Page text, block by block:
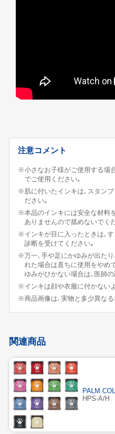
注意コメント
※小さなお子様がご使用する場
でご使用ください｡
※肌に付いたインキは､スタン
ださい｡
※本品のインキには安全な材料
ありませんので舐めないでく
※インキが目に入ったときは､
診断を受けてください｡
※万一､手や足にかゆみが出た
れた場合は直ちに使用をやめ
ゆみがひかない場合は､医師
※インキは顔や衣服に付かない
※商品画像は､実物と多少異なる
関連商品
PALM
HPS-A/H